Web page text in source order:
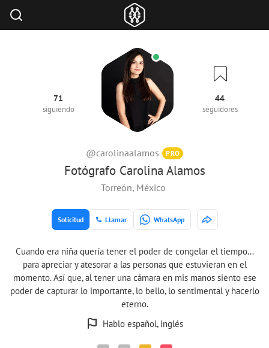
Fotógrafo Carolina Alamos
@carolinaalamos PRO
71
siguiendo
44
seguidores
Torreón, México
Solicitud Llamar WhatsApp
Cuando era niña quería tener el poder de congelar el tiempo...
para apreciar y atesorar a las personas que estuvieran en el
momento. Así que, al tener una cámara en mis manos siento ese
poder de capturar lo importante, lo bello, lo sentimental y hacerlo
eterno.
Hablo español, inglés